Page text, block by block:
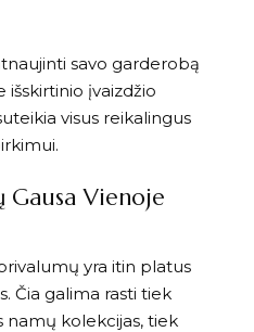
savo garderobą
išskirtinio įvaizdžio
visus reikalingus
Gausa Vienoje
yra itin platus
Čia galima rasti tiek
namų kolekcijas, tiek